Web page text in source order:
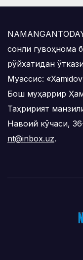
сонли гувоҳнома
рўйхатидан
Муассис:
Бош муҳаррир
Таҳририят
Навоий кўчаси,
nt@inbox.uz.